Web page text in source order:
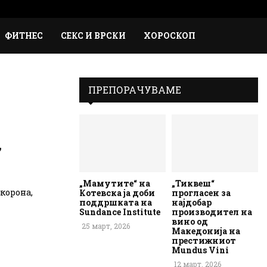
ФИТНЕС СЕКС И ВРСКИ ХОРОСКОП
ПРЕПОРАЧУВАМЕ
„Мамутите“ на
Котевска ја доби
поддршката на
Sundance Institute
25 март, 2026
„Тиквеш“
прогласен за
најдобар
производител на
вино од
Македонија на
престижниот
Mundus Vini
12 март, 2026